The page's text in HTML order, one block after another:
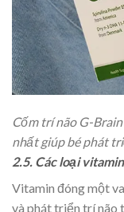
Cốm trí não G-
nhất giúp bé phát
2.5. Các loại
Vitamin đóng một
và phát triển trí não